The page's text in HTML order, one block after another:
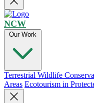
NCW
Our Work
Terrestrial Wildlife
Areas Ecotourism in